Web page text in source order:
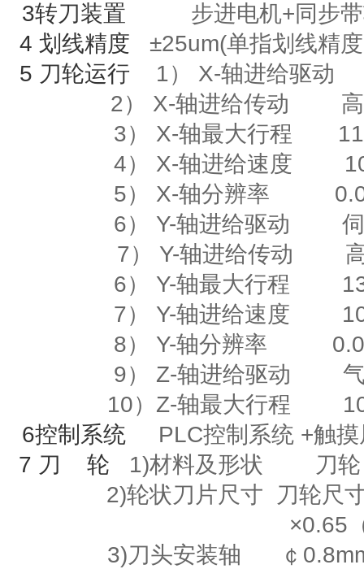
3转刀装置 步进电机+同步
4划线精度 ±25um(单指划线精
5 刀轮运行 1） X-轴进给驱动
2）
X-轴进给传动
3）
X-轴最大行程
4）
X-轴进给速度
5）
X-轴分辨率
6）
Y-轴进给驱动
7） Y-轴进给传动
6）
Y-轴最大行程
7）
Y-轴进给速度
8）
Y-轴分辨率
9）
Z-轴进给驱动
10） Z-轴最大行程
6控制系统 PLC控制系统 +触
7 刀 轮 1)材料及形状
刀轮
2)轮状刀片尺寸
刀轮尺
×0.65
3)刀头安装轴
￠